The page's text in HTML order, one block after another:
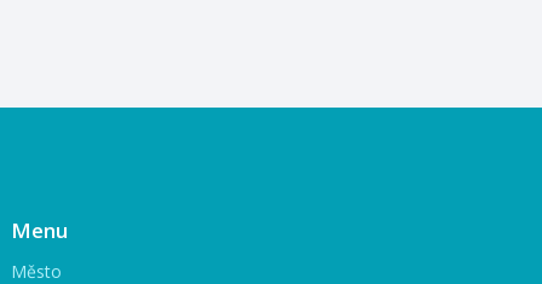
Menu
Město